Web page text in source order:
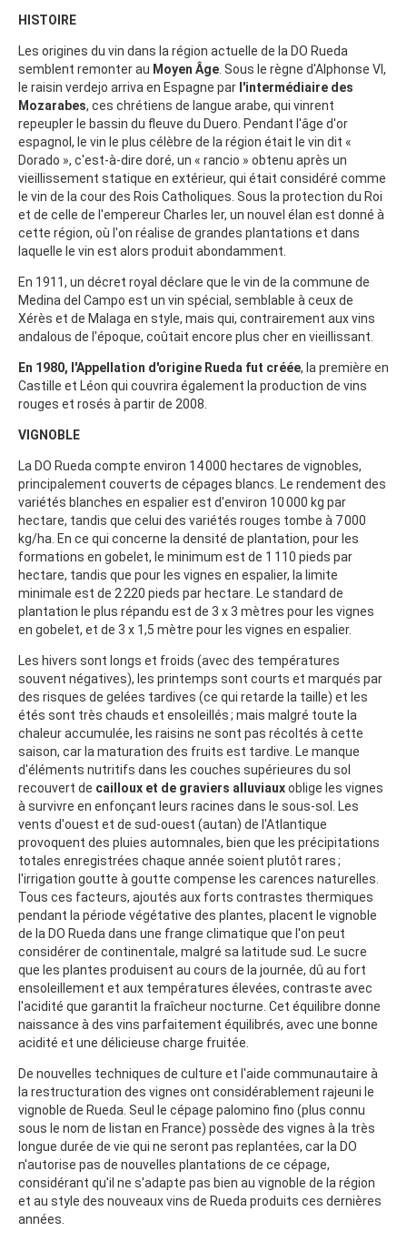
HISTOIRE
Les origines du vin dans la région actuelle de la DO Rueda
semblent remonter au Moyen Âge. Sous le règne d'Alphonse VI,
le raisin verdejo arriva en Espagne par l'intermédiaire des
Mozarabes, ces chrétiens de langue arabe, qui vinrent
repeupler le bassin du fleuve du Duero. Pendant l'âge d'or
espagnol, le vin le plus célèbre de la région était le vin dit «
Dorado », c'est-à-dire doré, un « rancio » obtenu après un
vieillissement statique en extérieur, qui était considéré comme
le vin de la cour des Rois Catholiques. Sous la protection du Roi
et de celle de l'empereur Charles Ier, un nouvel élan est donné à
cette région, où l'on réalise de grandes plantations et dans
laquelle le vin est alors produit abondamment.
En 1911, un décret royal déclare que le vin de la commune de
Medina del Campo est un vin spécial, semblable à ceux de
Xérès et de Malaga en style, mais qui, contrairement aux vins
andalous de l'époque, coûtait encore plus cher en vieillissant.
En 1980, l'Appellation d'origine Rueda fut créée, la première en
Castille et Léon qui couvrira également la production de vins
rouges et rosés à partir de 2008.
VIGNOBLE
La DO Rueda compte environ 14 000 hectares de vignobles,
principalement couverts de cépages blancs. Le rendement des
variétés blanches en espalier est d'environ 10 000 kg par
hectare, tandis que celui des variétés rouges tombe à 7 000
kg/ha. En ce qui concerne la densité de plantation, pour les
formations en gobelet, le minimum est de 1 110 pieds par
hectare, tandis que pour les vignes en espalier, la limite
minimale est de 2 220 pieds par hectare. Le standard de
plantation le plus répandu est de 3 x 3 mètres pour les vignes
en gobelet, et de 3 x 1,5 mètre pour les vignes en espalier.
Les hivers sont longs et froids (avec des températures
souvent négatives), les printemps sont courts et marqués par
des risques de gelées tardives (ce qui retarde la taille) et les
étés sont très chauds et ensoleillés ; mais malgré toute la
chaleur accumulée, les raisins ne sont pas récoltés à cette
saison, car la maturation des fruits est tardive. Le manque
d'éléments nutritifs dans les couches supérieures du sol
recouvert de cailloux et de graviers alluviauxoblige les vignes
à survivre en enfonçant leurs racines dans le sous-sol. Les
vents d'ouest et de sud-ouest (autan) de l'Atlantique
provoquent des pluies automnales, bien que les précipitations
totales enregistrées chaque année soient plutôt rares ;
l'irrigation goutte à goutte compense les carences naturelles.
Tous ces facteurs, ajoutés aux forts contrastes thermiques
pendant la période végétative des plantes, placent le vignoble
de la DO Rueda dans une frange climatique que l'on peut
considérer de continentale, malgré sa latitude sud. Le sucre
que les plantes produisent au cours de la journée, dû au fort
ensoleillement et aux températures élevées, contraste avec
l'acidité que garantit la fraîcheur nocturne. Cet équilibre donne
naissance à des vins parfaitement équilibrés, avec une bonne
acidité et une délicieuse charge fruitée.
De nouvelles techniques de culture et l'aide communautaire à
la restructuration des vignes ont considérablement rajeuni le
vignoble de Rueda. Seul le cépage palomino fino (plus connu
sous le nom de listan en France) possède des vignes à la très
longue durée de vie qui ne seront pas replantées, car la DO
n'autorise pas de nouvelles plantations de ce cépage,
considérant qu'il ne s'adapte pas bien au vignoble de la région
et au style des nouveaux vins de Rueda produits ces dernières
années.